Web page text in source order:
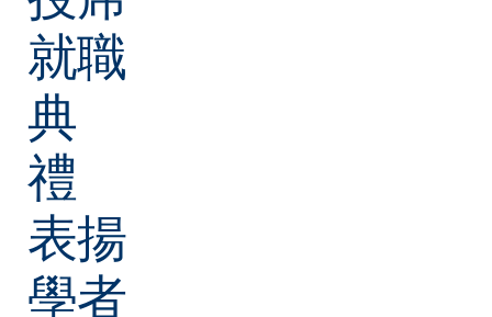
就職
典
禮
表揚
學者